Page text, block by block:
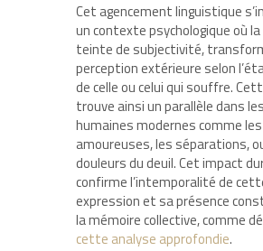
Cet agencement linguistique
un contexte psychologique où
teinte de subjectivité,
perception extérieure selon
de celle ou celui qui souffre.
trouve ainsi un parallèle dans
humaines modernes comme
amoureuses, les séparations,
douleurs du deuil. Cet impact
confirme l’intemporalité de
expression et sa présence
la mémoire collective, comme
cette analyse approfondie.